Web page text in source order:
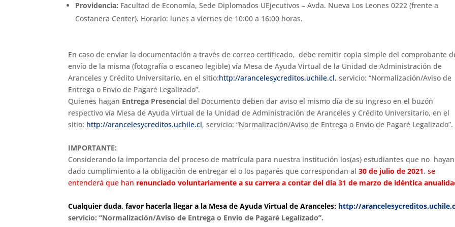
Providencia: Facultad de Economía, Sede Diplomados UEjecutivos – Avda. Nueva Los Leones 0222 (frente a
Costanera Center). Horario: lunes a viernes de 10:00 a 16:00 horas.
En caso de enviar la documentación a través de correo certificado, debe remitir copia simple del comprobante
envío de la misma (fotografía o escaneo legible) vía Mesa de Ayuda Virtual de la Unidad de Administración de
Aranceles y Crédito Universitario, en el sitio:http://arancelesycreditos.uchile.cl, servicio: “Normalización/Aviso de
Entrega o Envío de Pagaré Legalizado”.
Quienes hagan Entrega Presencial del Documento deben dar aviso el mismo día de su ingreso en el buzón
respectivo vía Mesa de Ayuda Virtual de la Unidad de Administración de Aranceles y Crédito Universitario, en el
sitio: http://arancelesycreditos.uchile.cl, servicio: “Normalización/Aviso de Entrega o Envío de Pagaré Legalizado”.
IMPORTANTE:
Considerando la importancia del proceso de matrícula para nuestra institución los(as) estudiantes que no hayan
dado cumplimiento a la obligación de entregar el o los pagarés que correspondan al30 de julio de 2021,se
entenderá que han renunciado voluntariamente a su carrera a contar del día 31 de marzo de idéntica
Cualquier duda, favor hacerla llegar a la Mesa de Ayuda Virtual de Aranceles: http://
servicio: “Normalización/Aviso de Entrega o Envío de Pagaré Legalizado”.